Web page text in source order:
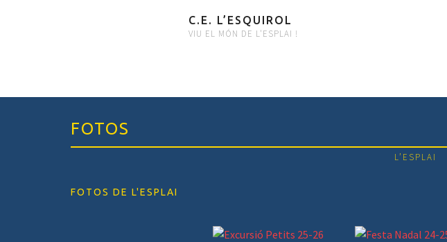
C.E. L’ESQUIROL
VIU EL MÓN DE L'ESPLAI !
FOTOS
L’ESPLAI
FOTOS DE L'ESPLAI